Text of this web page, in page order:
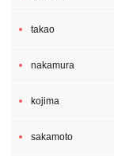
takao
nakamura
kojima
sakamoto